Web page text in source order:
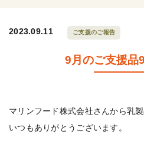
2023.09.11 ご支援のご報告
9月のご支援
マリンフード株式会社さんから乳
いつもありがとうございます。